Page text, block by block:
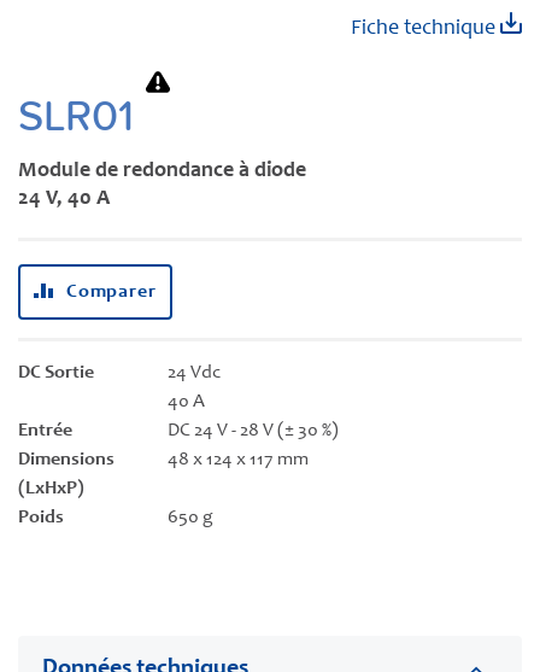
SLR01
Module de redondance à diode
24 V, 40 A
Fiche technique
Comparer
DC Sortie
24 Vdc
40 A
Entrée
DC 24 V - 28 V (± 30 %)
Dimensions
(LxHxP)
48 x 124 x 117 mm
Poids 650 g
beginning
of
gallery